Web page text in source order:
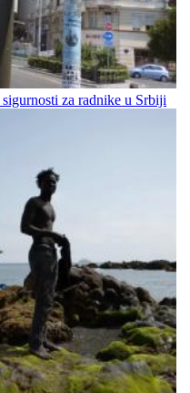
za radnike u Srbiji